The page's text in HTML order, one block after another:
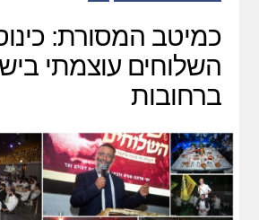
כמיטב המסורת:
השלוחים עוצמתי
ברחובות